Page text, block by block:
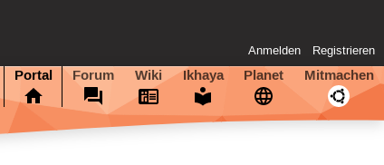
Anmelden Registrieren
Portal Forum Wiki Ikhaya Planet Mitmachen